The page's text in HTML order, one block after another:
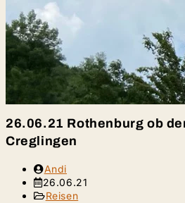
26.06.21 Rothenburg ob
Creglingen
Beitrags-
Autor:
Andi
Beitrag
veröffentlicht:
26.06.21
Beitrags-
Reisen